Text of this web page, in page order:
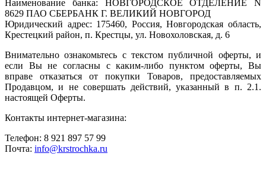
Наименование банка: НОВГОРОДСКОЕ ОТДЕЛЕНИЕ N
8629 ПАО СБЕРБАНК Г. ВЕЛИКИЙ НОВГОРОД
Юридический адрес: 175460, Россия, Новгородская область,
Крестецкий район, п. Крестцы, ул. Новохоловская, д. 6
Внимательно ознакомьтесь с текстом публичной оферты, и
если Вы не согласны с каким-либо пунктом оферты, Вы
вправе отказаться от покупки Товаров, предоставляемых
Продавцом, и не совершать действий, указанный в п. 2.1.
настоящей Оферты.
Контакты интернет-магазина:
Телефон: 8 921 897 57 99
Почта: info@krstrochka.ru